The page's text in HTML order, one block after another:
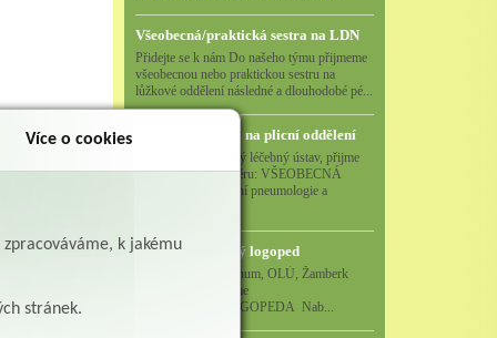
Všeobecná/praktická sestra na LDN
Přidejte se k nám Do našeho týmu přijmeme
všeobecnou nebo praktickou sestru na
lůžkové oddělení následné a dlouhodobé pé...
Všeobecná sestra na plicní oddělení
Albertinum, odborný léčebný ústav, přijme
do pracovního poměru: VŠEOBECNÁ
SESTRA na oddělení pneumologie a
Logoped/klinický logoped
Albertinum, OLÚ, Žamberk
přijme
KLINICKÉHO LOGOPEDA Nab...
Více o cookies
k jakému
stránek.